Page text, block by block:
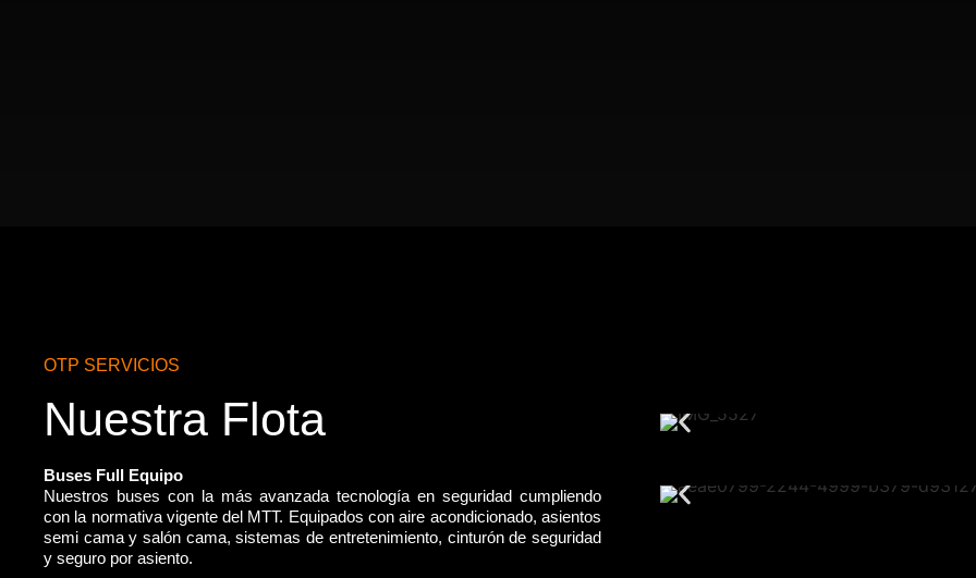
OTP SERVICIOS
Nuestra Flota
Buses Full Equipo
Nuestros buses con la más avanzada tecnología en seguridad cumpliendo
con la normativa vigente del MTT. Equipados con aire acondicionado, asientos
semi cama y salón cama, sistemas de entretenimiento, cinturón de seguridad
y seguro por asiento.